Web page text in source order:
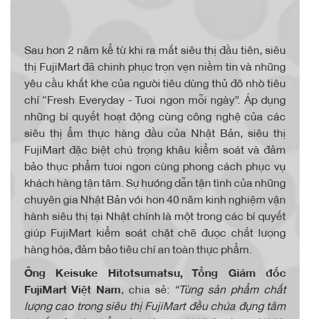
Sau hơn 2 năm kể từ khi ra mắt siêu thị đầu tiên, siêu
thị FujiMart đã chinh phục trọn vẹn niềm tin và những
yêu cầu khắt khe của người tiêu dùng thủ đô nhờ tiêu
chí “Fresh Everyday - Tươi ngon mỗi ngày”. Áp dụng
những bí quyết hoạt động cùng công nghệ của các
siêu thị ẩm thực hàng đầu của Nhật Bản, siêu thị
FujiMart đặc biệt chú trọng khâu kiểm soát và đảm
bảo thực phẩm tươi ngon cùng phong cách phục vụ
khách hàng tận tâm. Sự hướng dẫn tận tình của những
chuyên gia Nhật Bản với hơn 40 năm kinh nghiệm vận
hành siêu thị tại Nhật chính là một trong các bí quyết
giúp FujiMart kiểm soát chặt chẽ được chất lượng
hàng hóa, đảm bảo tiêu chí an toàn thực phẩm.
Ông Keisuke Hitotsumatsu, Tổng Giám đốc
FujiMart Việt Nam, chia sẻ: “Từng sản phẩm chất
lượng cao trong siêu thị FujiMart đều chứa đựng tâm